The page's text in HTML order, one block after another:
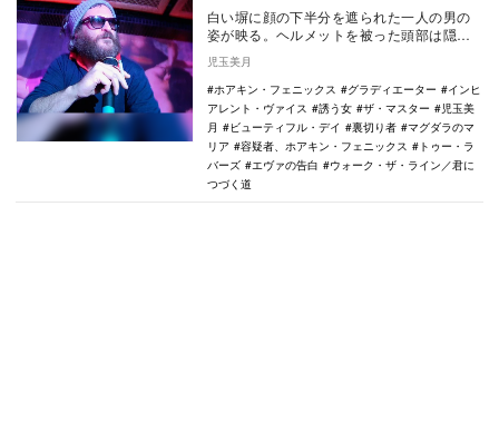
白い塀に顔の下半分を遮られた一人の男の
姿が映る。ヘルメットを被った頭部は隠さ
れ、観客の目線は否応なくその瞳に吸い寄
せられることと…
児玉美月
ホアキン・フェニックス
グラディエーター
インヒ
アレント・ヴァイス
誘う女 ザ・マスター
児玉美
月
ビューティフル・デイ 裏切り者
マグダラのマ
リア
容疑者、ホアキン・フェニックス
トゥー・ラ
バーズ
エヴァの告白
ウォーク・ザ・ライン／君に
つづく道